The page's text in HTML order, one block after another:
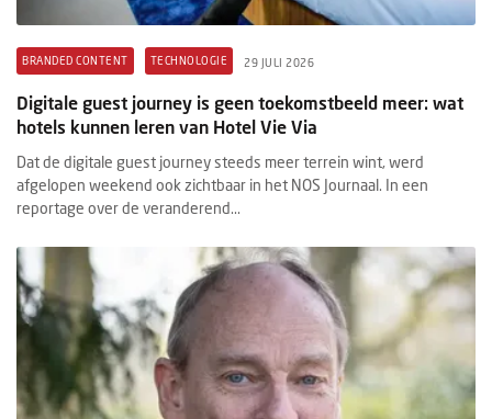
BRANDED CONTENT TECHNOLOGIE 29 JULI 2026
Digitale guest journey is geen toekomstbeeld meer: wat
hotels kunnen leren van Hotel Vie Via
Dat de digitale guest journey steeds meer terrein wint, werd
afgelopen weekend ook zichtbaar in het NOS Journaal. In een
reportage over de veranderend...